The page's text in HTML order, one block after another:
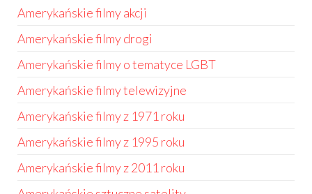
Amerykańskie filmy akcji
Amerykańskie filmy drogi
Amerykańskie filmy o tematyce LGBT
Amerykańskie filmy telewizyjne
Amerykańskie filmy z 1971 roku
Amerykańskie filmy z 1995 roku
Amerykańskie filmy z 2011 roku